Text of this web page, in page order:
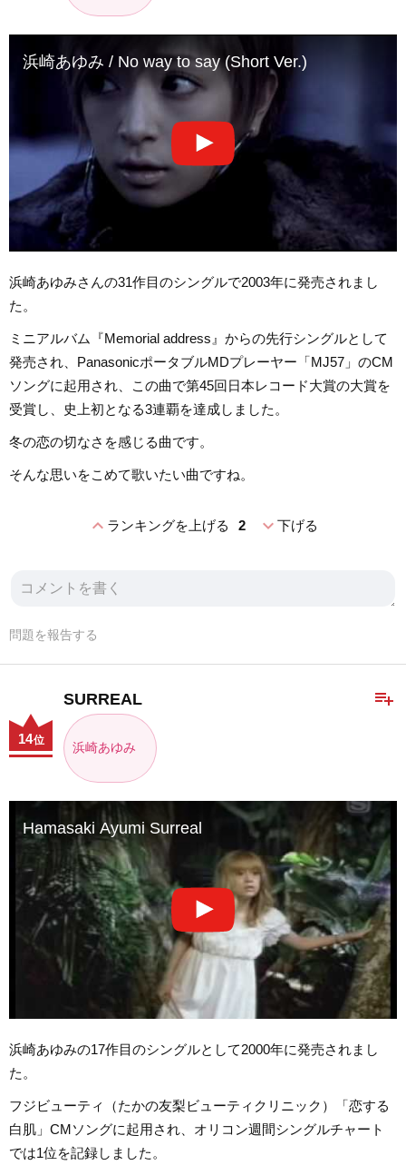
浜崎あゆみ / No way to say (Short Ver.)
浜崎あゆみさんの31作目のシングルで2003年に発売されまし
た。
ミニアルバム『Memorial address』からの先行シングルとして
発売され、PanasonicポータブルMDプレーヤー「MJ57」のCM
ソングに起用され、この曲で第45回日本レコード大賞の大賞を
受賞し、史上初となる3連覇を達成しました。
冬の恋の切なさを感じる曲です。
そんな思いをこめて歌いたい曲ですね。
expand_lessランキングを上げる 2 expand_more下げる
問題を報告する
playlist_add
SURREAL
浜崎あゆみ
14位
Hamasaki Ayumi Surreal
浜崎あゆみの17作目のシングルとして2000年に発売されまし
た。
フジビューティ（たかの友梨ビューティクリニック）「恋する
白肌」CMソングに起用され、オリコン週間シングルチャート
では1位を記録しました。